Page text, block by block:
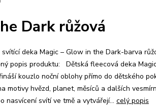
Dark růžová
svítící deka Magic – Glow in the Dark-barva
popis produktu: Dětská fleecová deka
kouzlo noční oblohy přímo do dětského
motivy hvězd, planet, měsíců a dalších
nasvícení svítí ve tmě a vytvářejí... celý popis